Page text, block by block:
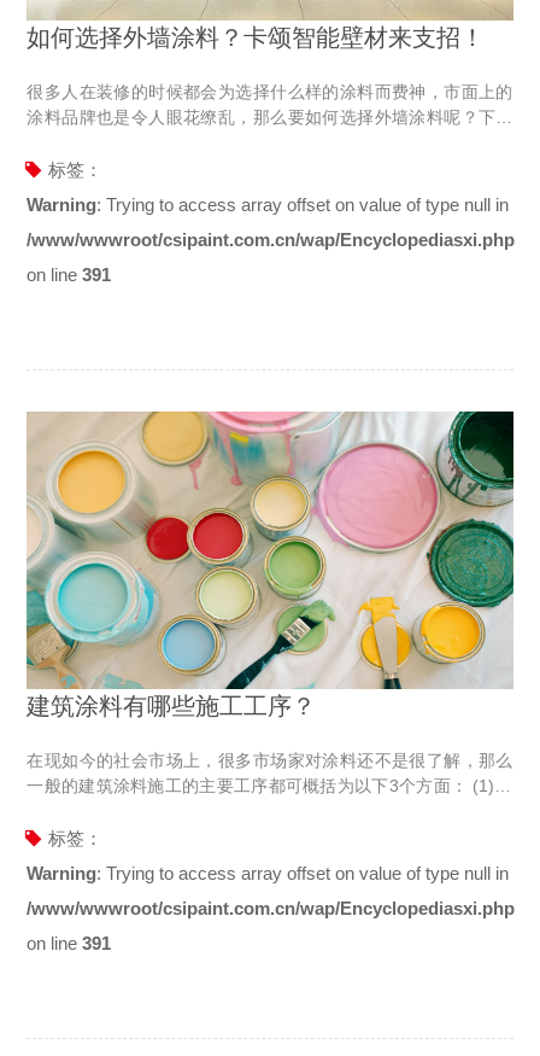
如何选择外墙涂料？卡颂智能壁材来支招！
很多人在装修的时候都会为选择什么样的涂料而费神，市面上的
涂料品牌也是令人眼花缭乱，那么要如何选择外墙涂料呢？下面
面积来选择 对于涂刷面积较大的场所，建议采用耐污性、耐老
议采用具有防火、防霉、防脏污性能以及易刷洗的涂料。 对于湿
度较大的场所，如浴室、厨房等，建议选择具有耐水、防火、防
霉、耐脏污性能以及易刷洗的涂料。 2.根据基面材料来选择 对
标签：
Warning: Trying to access array offset on value of type null in
/www/wwwroot/csipaint.com.cn/wap/Encyclopediasxi.php
on line391
建筑涂料有哪些施工工序？
在现如今的社会市场上，很多市场家对涂料还不是很了解，那么
一般的建筑涂料施工的主要工序都可概括为以下3个方面： (1)基
坏，不仅影响涂层的美观，更重要的是影响涂层的质量。因此创
纹、起皮、脱落等质量问题；基层过于潮湿(含水率超过百分之
十)，会出现涂层成膜不好、起鼓、脱落等质量问题。建筑涂料一
些有碍涂层与基层粘结的污物或其他附着物如清理不干净，涂层
标签：
Warning: Trying to access array offset on value of type null in
/www/wwwroot/csipaint.com.cn/wap/Encyclopediasxi.php
on line391